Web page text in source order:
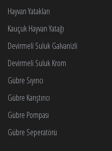
Hayvan Yatakları
Kauçuk Hayvan Yatağı
Devirmeli Suluk Galvanizli
Devirmeli Suluk Krom
Gübre Sıyırıcı
Gübre Karıştırıcı
Gübre Pompası
Gübre Seperatörü